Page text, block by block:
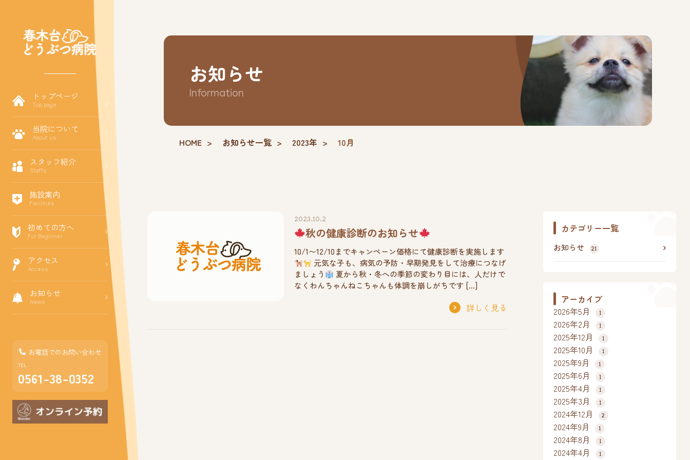
トップページ
Top page
当院について
About us
スタッフ紹介
Staffs
施設案内
Facilities
初めての方へ
For Beginner
アクセス
Access
お知らせ
News
お電話でのお問い合わせ
TEL
0561-38-0352
お知らせ
Information
HOME お知らせ一覧 2023年 10月
2023.10.2
秋の健康診断のお知らせ
10/1〜12/10までキャンペーン価格にて健康診断を実施します
元気な子も、病気の予防・早期発見をして治療につなげ
ましょう
夏から秋・冬への季節の変わり目には、人だけで
なくわんちゃんねこちゃんも体調を崩しがちです […]
詳しく見る
カテゴリー一覧
お知らせ 21
アーカイブ
2026年5月
1
2026年2月 1
2025年12月 1
2025年10月 1
2025年9月 1
2025年6月 1
2025年4月 1
2025年3月 1
2024年12月 2
2024年9月 1
2024年8月 1
2024年4月 1